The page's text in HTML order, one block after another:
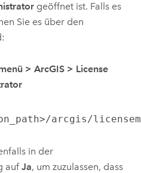
geöffnet ist. Falls es
Sie es über den
> ArcGIS > License
arcgis/
in der
auf Ja, um zuzulassen, dass